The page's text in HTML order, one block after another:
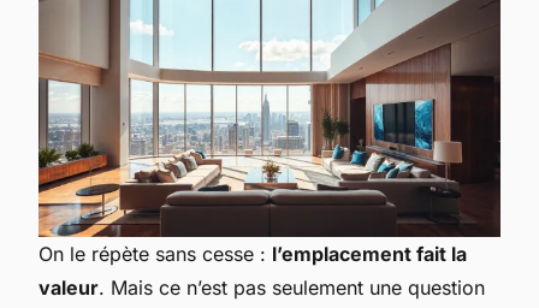
On le répète sans cesse : l’emplacement fait la
valeur. Mais ce n’est pas seulement une question